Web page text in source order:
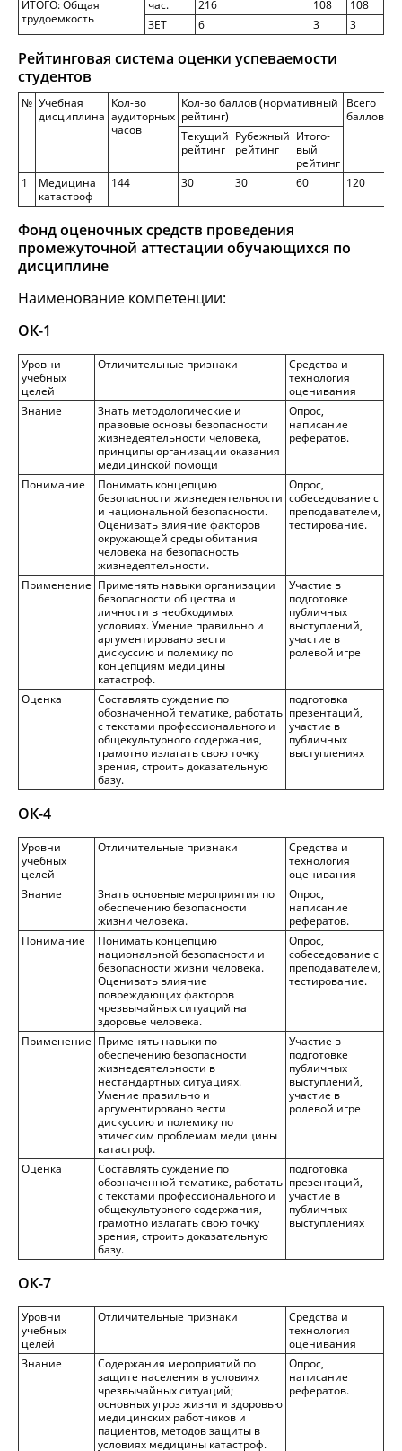
ИТОГО: Общая
трудоемкость
час. 216 108
108
ЗЕТ
6 3 3
Рейтинговая система оценки успеваемости
студентов
№ Учебная
дисциплина
Кол-во
аудиторных
часов
Кол-во баллов (нормативный
рейтинг)
Всего
баллов
Текущий
рейтинг
Рубежный
рейтинг
Итого-
вый
рейтинг
1
Медицина
катастроф
144 30 30 60 120
Фонд оценочных средств проведения
промежуточной аттестации обучающихся по
дисциплине
Наименование компетенции:
ОК-1
Уровни
учебных
целей
Отличительные признаки
Средства и
технология
оценивания
Знание
Знать методологические и
правовые основы безопасности
жизнедеятельности человека,
принципы организации оказания
медицинской помощи
Опрос,
написание
рефератов.
Понимание
Понимать концепцию
безопасности жизнедеятельности
и национальной безопасности.
Оценивать влияние факторов
окружающей среды обитания
человека на безопасность
жизнедеятельности.
Опрос,
собеседование с
преподавателем,
тестирование.
Применение Применять навыки организации
безопасности общества и
личности в необходимых
условиях. Умение правильно и
аргументировано вести
дискуссию и полемику по
концепциям медицины
катастроф.
Участие в
подготовке
публичных
выступлений,
участие в
ролевой игре
Оценка
Составлять суждение по
обозначенной тематике, работать
с текстами профессионального и
общекультурного содержания,
грамотно излагать свою точку
зрения, строить доказательную
базу.
подготовка
презентаций,
участие в
публичных
выступлениях
ОК-4
Уровни
учебных
целей
Отличительные признаки
Средства и
технология
оценивания
Знание
Знать основные мероприятия по
обеспечению безопасности
жизни человека.
Опрос,
написание
рефератов.
Понимание
Понимать концепцию
национальной безопасности и
безопасности жизни человека.
Оценивать влияние
повреждающих факторов
чрезвычайных ситуаций на
здоровье человека.
Опрос,
собеседование с
преподавателем,
тестирование.
Применение Применять навыки по
обеспечению безопасности
жизнедеятельности в
нестандартных ситуациях.
Умение правильно и
аргументировано вести
дискуссию и полемику по
этическим проблемам медицины
катастроф.
Участие в
подготовке
публичных
выступлений,
участие в
ролевой игре
Оценка
Составлять суждение по
обозначенной тематике, работать
с текстами профессионального и
общекультурного содержания,
грамотно излагать свою точку
зрения, строить доказательную
базу.
подготовка
презентаций,
участие в
публичных
выступлениях
ОК-7
Уровни
учебных
целей
Отличительные признаки
Средства и
технология
оценивания
Знание
Содержания мероприятий по
защите населения в условиях
чрезвычайных ситуаций;
основных угроз жизни и здоровью
медицинских работников и
пациентов, методов защиты в
условиях медицины катастроф.
Опрос,
написание
рефератов.